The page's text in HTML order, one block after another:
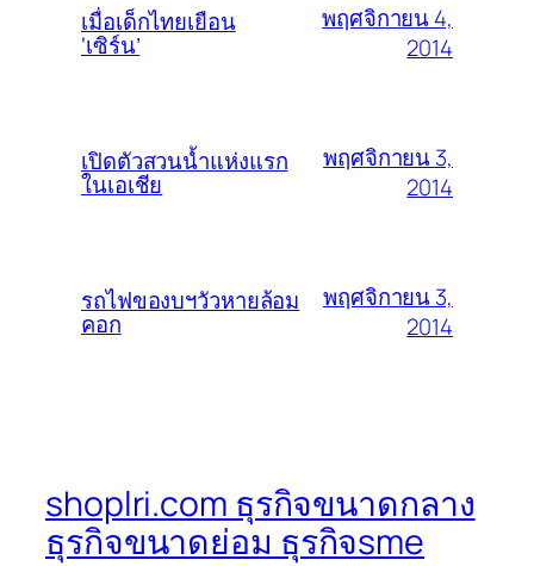
เมื่อเด็กไทยเยือน
‘เซิร์น’
พฤศจิกายน 4,
2014
เปิดตัวสวนน้ำแห่งแรก
ในเอเชีย
พฤศจิกายน 3,
2014
รถไฟของบฯวัวหายล้อม
คอก
พฤศจิกายน 3,
2014
shoplri.com ธุรกิจขนาดกลาง
ธุรกิจขนาดย่อม ธุรกิจsme